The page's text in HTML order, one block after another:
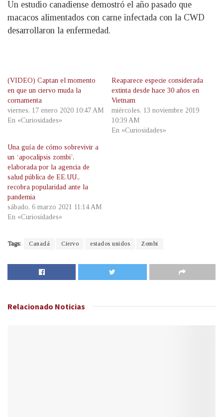
Un estudio canadiense demostró el año pasado que
macacos alimentados con carne infectada con la CWD
desarrollaron la enfermedad.
(VIDEO) Captan el momento
en que un ciervo muda la
cornamenta
viernes, 17 enero 2020 10:47 AM
En «Curiosidades»
Reaparece especie considerada
extinta desde hace 30 años en
Vietnam
miércoles, 13 noviembre 2019
10:39 AM
En «Curiosidades»
Una guía de cómo sobrevivir a
un ‘apocalipsis zombi’,
elaborada por la agencia de
salud pública de EE.UU.,
recobra popularidad ante la
pandemia
sábado, 6 marzo 2021 11:14 AM
En «Curiosidades»
Tags: Canadá Ciervo estados unidos Zombi
Relacionado Noticias